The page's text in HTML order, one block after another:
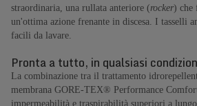
straordinaria, una rullata anteriore (rocker) che
un'ottima azione frenante in discesa. I tasselli
facili da lavare.
Pronta a tutto, in qualsiasi
La combinazione tra il trattamento
membrana GORE-TEX® Performance
impermeabilità e traspirabilità superiori a